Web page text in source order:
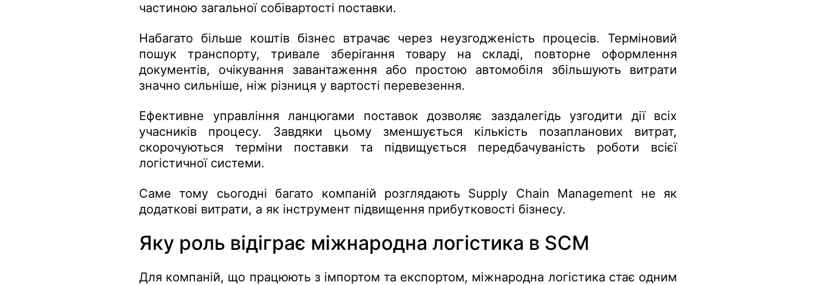
частиною загальної собівартості поставки.
Набагато більше коштів бізнес втрачає через неузгодженість процесів. Терміновий
пошук транспорту, тривале зберігання товару на складі, повторне оформлення
документів, очікування завантаження або простою автомобіля збільшують витрати
значно сильніше, ніж різниця у вартості перевезення.
Ефективне управління ланцюгами поставок дозволяє заздалегідь узгодити дії всіх
учасників процесу. Завдяки цьому зменшується кількість позапланових витрат,
скорочуються терміни поставки та підвищується передбачуваність роботи всієї
логістичної системи.
Саме тому сьогодні багато компаній розглядають Supply Chain Management не як
додаткові витрати, а як інструмент підвищення прибутковості бізнесу.
Яку роль відіграє міжнародна логістика в SCM
Для компаній, що працюють з імпортом та експортом, міжнародна логістика стає одним